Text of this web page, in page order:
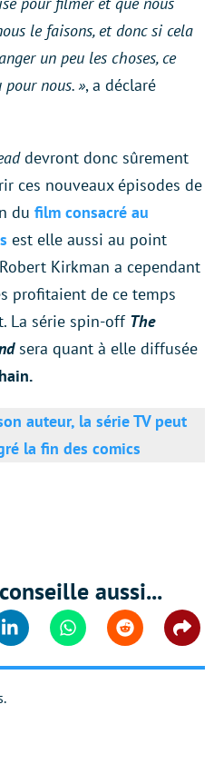
le faisons, et donc si cela
un peu les choses, ce
pour nous. », a déclaré
devront donc sûrement
ces nouveaux épisodes de
du film consacré au
est elle aussi au point
Kirkman a cependant
profitaient de ce temps
La série spin-off The
sera quant à elle diffusée
auteur, la série TV peut
la fin des comics
aussi...
Linkedin WhatsappReddit